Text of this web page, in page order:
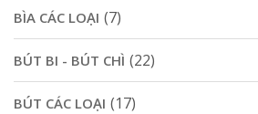
BÌA CÁC LOẠI (7)
BÚT BI - BÚT CHÌ (22)
BÚT CÁC LOẠI (17)